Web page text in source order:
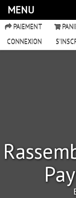
MENU
PAIEMENT
CONNEXION